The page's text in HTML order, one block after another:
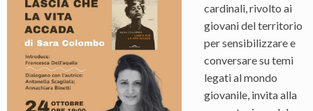
cardinali, rivolto ai
giovani del territorio
per sensibilizzare e
conversare su temi
legati al mondo
giovanile, invita alla